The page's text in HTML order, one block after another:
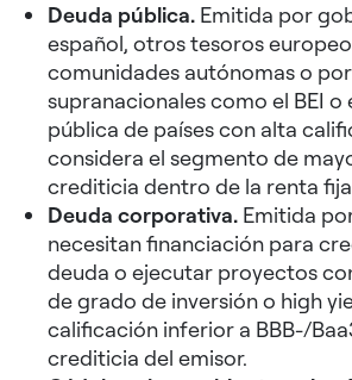
Deuda pública. Emitida por
español, otros tesoros
comunidades autónomas o
supranacionales como el BEI o
pública de países con alta
considera el segmento de
crediticia dentro de la renta
Deuda corporativa. Emitida
necesitan financiación para
deuda o ejecutar proyectos
de grado de inversión o high
calificación inferior a BBB-/
crediticia del emisor.